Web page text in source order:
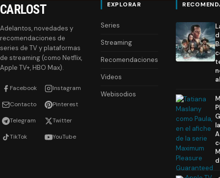
CARLOST
Adelantos, novedades y
recomendaciones de
series de TV y plataformas
de streaming (como Netflix,
Apple TV+, HBO Max).
Facebook Instagram
Contacto Pinterest
Telegram Twitter
TikTok YouTube
EXPLORAR
Series
Streaming
Recomendaciones
Videos
Webisodios